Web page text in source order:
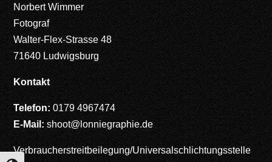
Norbert Wimmer
Fotograf
Walter-Flex-Strasse 48
71640 Ludwigsburg
Kontakt
Telefon: 0179 4967474
E-Mail: shoot@lonniegraphie.de
Verbraucher­streit­beilegung/Universal­schlichtungs­stelle